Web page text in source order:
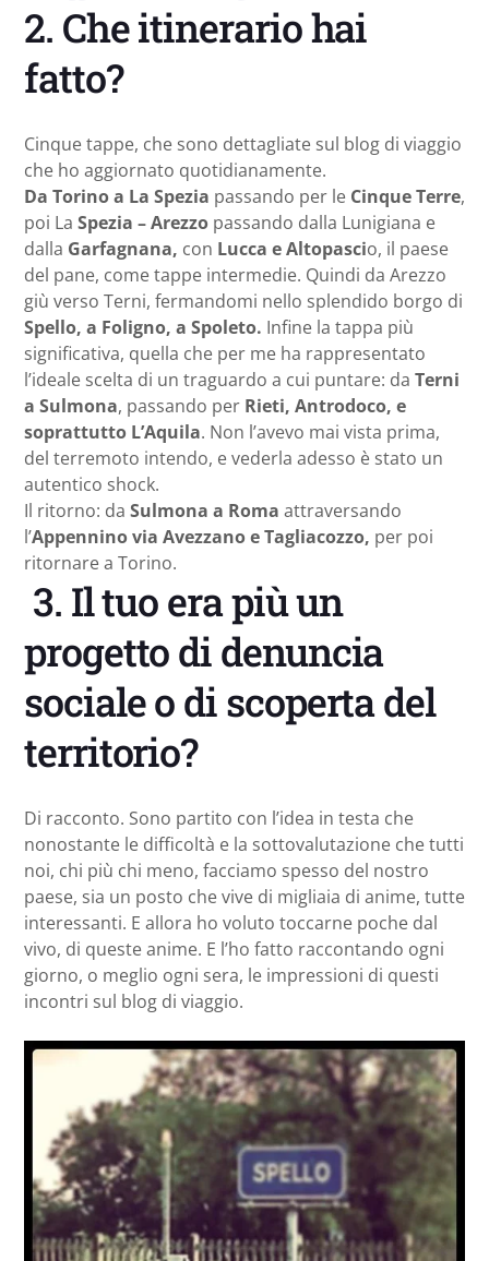
2. Che itinerario hai
fatto?
Cinque tappe, che sono dettagliate sul blog di viaggio
che ho aggiornato quotidianamente.
Da Torino a La Spezia passando per le Cinque Terre,
poi La Spezia – Arezzo passando dalla Lunigiana e
dalla Garfagnana, con Lucca e Altopascio, il paese
del pane, come tappe intermedie. Quindi da Arezzo
giù verso Terni, fermandomi nello splendido borgo di
Spello, a Foligno, a Spoleto. Infine la tappa più
significativa, quella che per me ha rappresentato
l’ideale scelta di un traguardo a cui puntare: da Terni
a Sulmona, passando per Rieti, Antrodoco, e
soprattutto L’Aquila. Non l’avevo mai vista prima,
del terremoto intendo, e vederla adesso è stato un
autentico shock.
Il ritorno: da Sulmona a Roma attraversando
l’Appennino via Avezzano e Tagliacozzo, per poi
ritornare a Torino.
3. Il tuo era più un
progetto di denuncia
sociale o di scoperta del
territorio?
Di racconto. Sono partito con l’idea in testa che
nonostante le difficoltà e la sottovalutazione che tutti
noi, chi più chi meno, facciamo spesso del nostro
paese, sia un posto che vive di migliaia di anime, tutte
interessanti. E allora ho voluto toccarne poche dal
vivo, di queste anime. E l’ho fatto raccontando ogni
giorno, o meglio ogni sera, le impressioni di questi
incontri sul blog di viaggio.